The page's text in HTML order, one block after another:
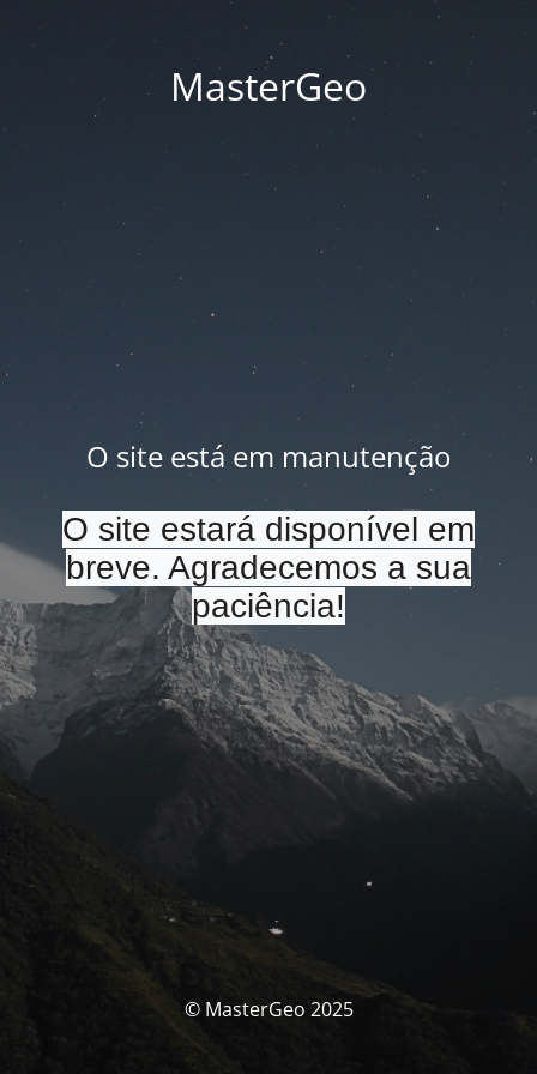
MasterGeo
O site está em manutenção
O site estará disponível em
breve. Agradecemos a sua
paciência!
© MasterGeo 2025